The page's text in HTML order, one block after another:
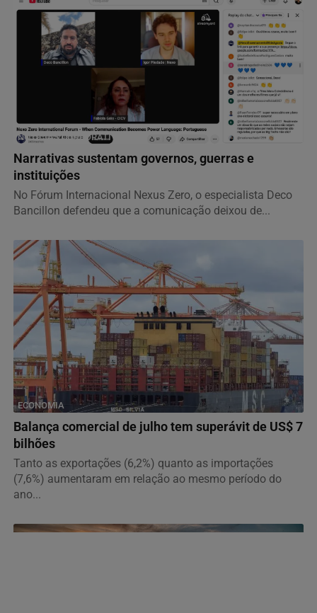
NOTÍCIAS CORPORATIVAS
Narrativas sustentam governos, guerras e
instituições
No Fórum Internacional Nexus Zero, o especialista Deco
Bancillon defendeu que a comunicação deixou de...
ECONOMIA
Balança comercial de julho tem superávit de US$ 7
bilhões
Tanto as exportações (6,2%) quanto as importações
(7,6%) aumentaram em relação ao mesmo período do
ano...